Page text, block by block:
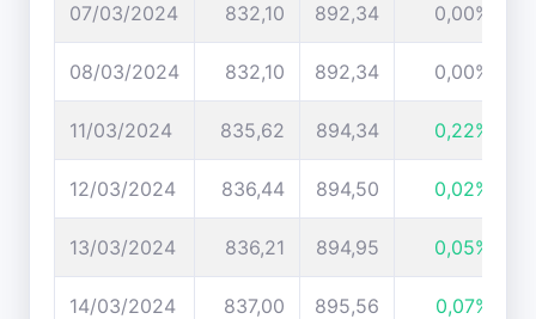
07/03/2024 832,10 892,34 0,00%
08/03/2024 832,10 892,34 0,00%
11/03/2024 835,62 894,34 0,22%
12/03/2024 836,44 894,50 0,02%
13/03/2024 836,21 894,95 0,05%
14/03/2024 837,00 895,56 0,07%